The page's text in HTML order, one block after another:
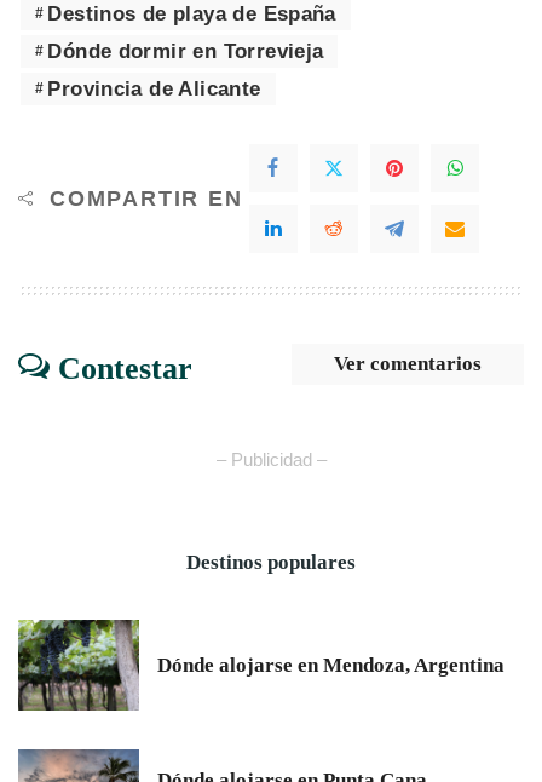
Destinos de playa de España
Dónde dormir en Torrevieja
Provincia de Alicante
COMPARTIR EN
Contestar Ver comentarios
– Publicidad –
Destinos populares
Dónde alojarse en Mendoza, Argentina